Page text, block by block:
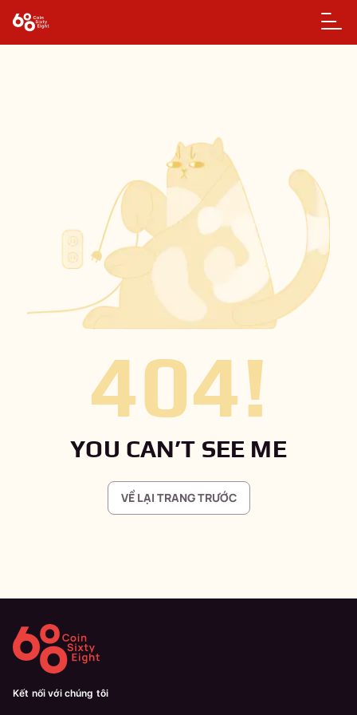
404!
YOU CAN’T SEE ME
VỀ LẠI TRANG TRƯỚC
Kết nối với chúng tôi